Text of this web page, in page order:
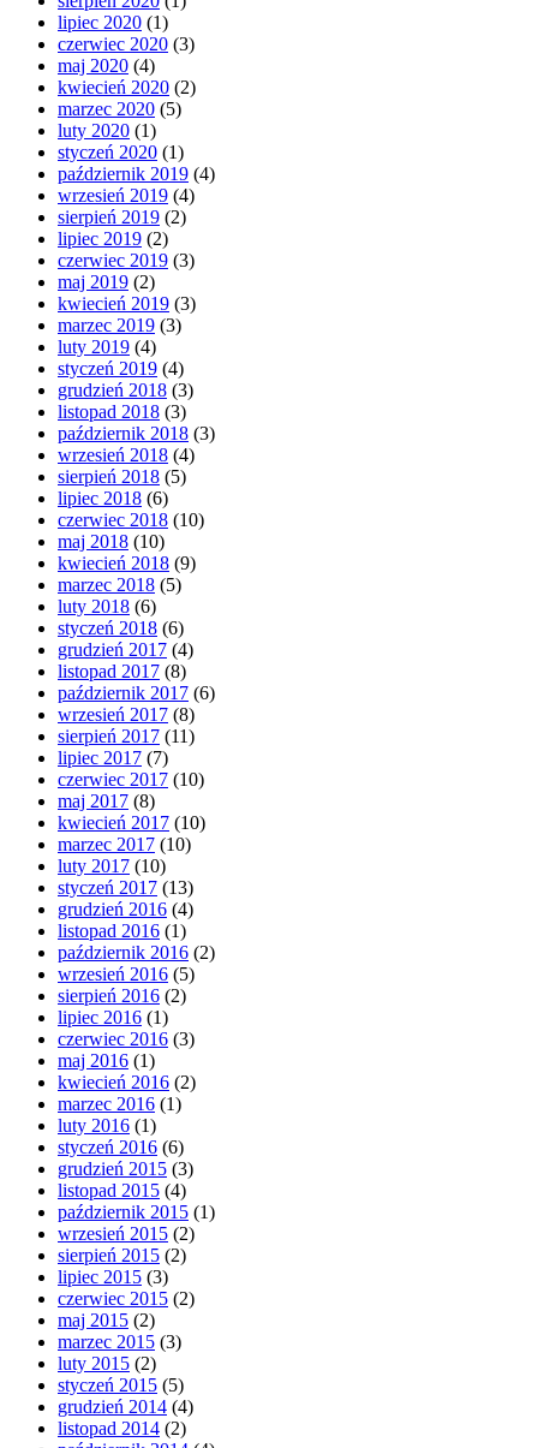
lipiec 2020 (1)
czerwiec 2020 (3)
maj 2020 (4)
kwiecień 2020 (2)
marzec 2020 (5)
luty 2020 (1)
styczeń 2020 (1)
październik 2019 (4)
wrzesień 2019 (4)
sierpień 2019 (2)
lipiec 2019 (2)
czerwiec 2019 (3)
maj 2019 (2)
kwiecień 2019 (3)
marzec 2019 (3)
luty 2019 (4)
styczeń 2019 (4)
grudzień 2018 (3)
listopad 2018 (3)
październik 2018 (3)
wrzesień 2018 (4)
sierpień 2018 (5)
lipiec 2018 (6)
czerwiec 2018 (10)
maj 2018 (10)
kwiecień 2018 (9)
marzec 2018 (5)
luty 2018 (6)
styczeń 2018 (6)
grudzień 2017 (4)
listopad 2017 (8)
październik 2017 (6)
wrzesień 2017 (8)
sierpień 2017 (11)
lipiec 2017 (7)
czerwiec 2017 (10)
maj 2017 (8)
kwiecień 2017 (10)
marzec 2017 (10)
luty 2017 (10)
styczeń 2017 (13)
grudzień 2016 (4)
listopad 2016 (1)
październik 2016 (2)
wrzesień 2016 (5)
sierpień 2016 (2)
lipiec 2016 (1)
czerwiec 2016 (3)
maj 2016 (1)
kwiecień 2016 (2)
marzec 2016 (1)
luty 2016 (1)
styczeń 2016 (6)
grudzień 2015 (3)
listopad 2015 (4)
październik 2015 (1)
wrzesień 2015 (2)
sierpień 2015 (2)
lipiec 2015 (3)
czerwiec 2015 (2)
maj 2015 (2)
marzec 2015 (3)
luty 2015 (2)
styczeń 2015 (5)
grudzień 2014 (4)
listopad 2014 (2)